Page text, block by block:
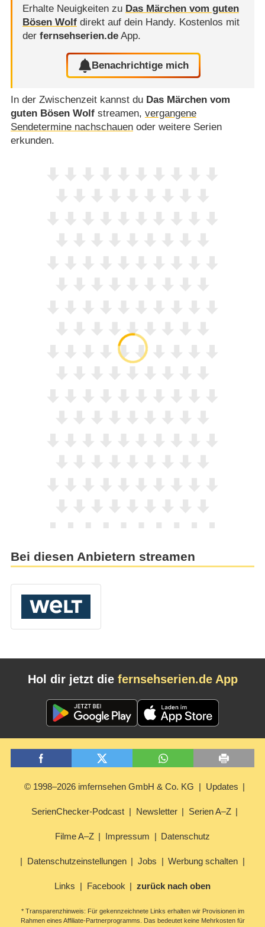
Erhalte Neuigkeiten zu Das Märchen vom guten
Bösen Wolfdirekt auf dein Handy. Kostenlos mit
der fernsehserien.deApp.
Benachrichtige mich
In der Zwischenzeit kannst du Das Märchen vom
guten Bösen Wolfstreamen, vergangene
Sendetermine nachschauenoder weitere Serien
erkunden.
Bei diesen Anbietern streamen
Hol dir jetzt die fernsehserien.de App
© 1998–2026 imfernsehen GmbH & Co. KG Updates
SerienChecker-Podcast Newsletter Serien A–Z
Filme A–Z Impressum Datenschutz
Datenschutzeinstellungen Jobs Werbung schalten
Links Facebook zurück nach oben
* Transparenzhinweis: Für gekennzeichnete Links erhalten wir Provisionen im
Rahmen eines Affiliate-Partnerprogramms. Das bedeutet keine Mehrkosten für